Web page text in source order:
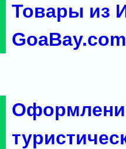
Товары из
GoaBay.com